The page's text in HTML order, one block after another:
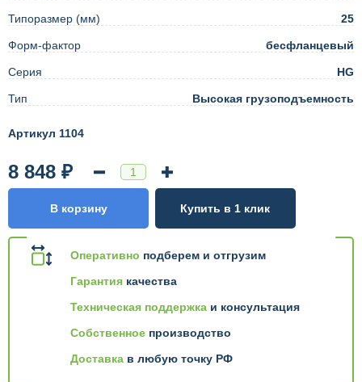
Типоразмер (мм) 25
Форм-фактор бесфланцевый
Серия HG
Тип Высокая грузоподъемность
Артикул 1104
Оперативно подберем и отгрузим
Гарантия качества
Техническая поддержка и консультация
Собственное производство
Доставка в любую точку РФ
8 848 ₽
В корзину Купить в 1 клик